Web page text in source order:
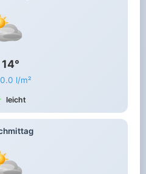
14°
l/m²
leicht